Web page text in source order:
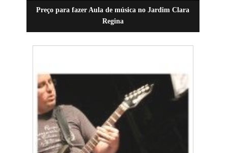
Preço para fazer Aula de música no Jardim Clara
Regina